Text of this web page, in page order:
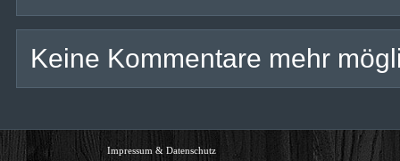
Keine Kommentare mehr
Impressum & Datenschutz